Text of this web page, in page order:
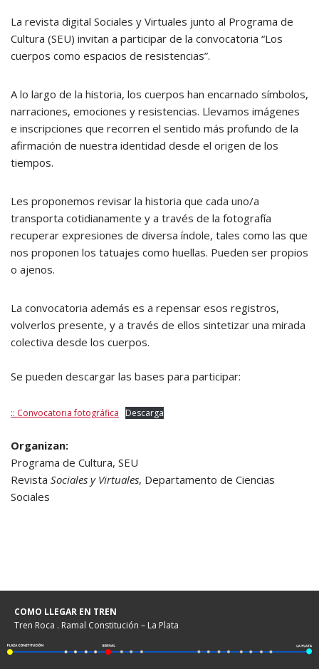
La revista digital Sociales y Virtuales junto al Programa de
Cultura (SEU) invitan a participar de la convocatoria “Los
cuerpos como espacios de resistencias”.
A lo largo de la historia, los cuerpos han encarnado símbolos,
narraciones, emociones y resistencias. Llevamos imágenes
e inscripciones que recorren el sentido más profundo de la
afirmación de nuestra identidad desde el origen de los
tiempos.
Les proponemos revisar la historia que cada uno/a
transporta cotidianamente y a través de la fotografía
recuperar expresiones de diversa índole, tales como las que
nos proponen los tatuajes como huellas. Pueden ser propios
o ajenos.
La convocatoria además es a repensar esos registros,
volverlos presente, y a través de ellos sintetizar una mirada
colectiva desde los cuerpos.
Se pueden descargar las bases para participar:
:: Convocatoria fotográfica Descarga
Organizan:
Programa de Cultura, SEU
Revista Sociales y Virtuales, Departamento de Ciencias
Sociales
COMO LLEGAR EN TREN
Tren Roca . Ramal Constitución – La Plata